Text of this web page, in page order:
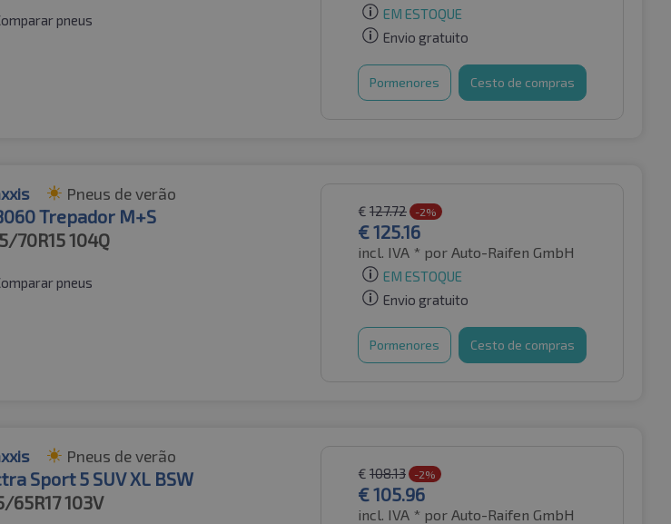
pneus
EM ESTOQUE
Envio gratuito
Pormenores Cesto de compras
Pneus de verão
Trepador M+S
70R15104Q
pneus
€ 127.72 -2%
€125.16
incl. IVA * por Auto-Raifen GmbH
EM ESTOQUE
Envio gratuito
Pormenores Cesto de compras
Pneus de verão
Sport 5 SUV XL BSW
65R17103V
€ 108.13 -2%
€105.96
incl. IVA * por Auto-Raifen GmbH